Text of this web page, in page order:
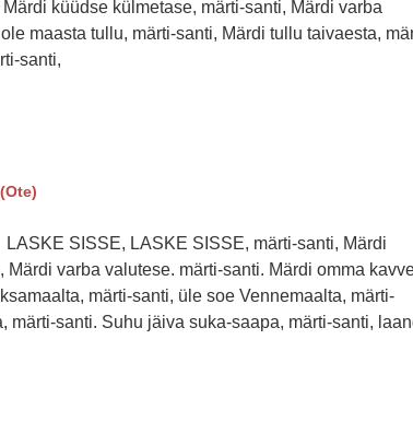
küüdse külmetase, märti-santi, Märdi varba
maasta tullu, märti-santi, Märdi tullu taivaesta,
santi,
SISSE, LASKE SISSE, märti-santi, Märdi
Märdi varba valutese. märti-santi. Märdi omma
märti-santi, üle soe Vennemaalta, märti-
märti-santi. Suhu jäiva suka-saapa, märti-santi,